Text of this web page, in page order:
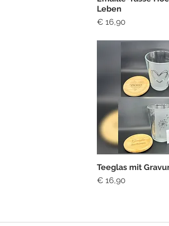
Leben
Preis
€ 16,90
Teeglas mit
Preis
€ 16,90